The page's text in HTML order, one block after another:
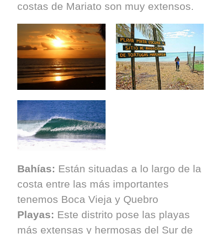
costas de Mariato son muy extensos.
Bahías: Están situadas a lo largo de la
costa entre las más importantes
tenemos Boca Vieja y Quebro
Playas: Este distrito pose las playas
más extensas y hermosas del Sur de